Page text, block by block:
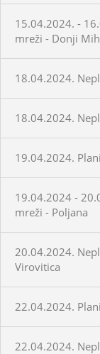
15.04.2024. -
mreži - Donji
18.04.2024.
18.04.2024.
19.04.2024.
19.04.2024 -
mreži - Poljana
20.04.2024.
Virovitica
22.04.2024.
22.04.2024.